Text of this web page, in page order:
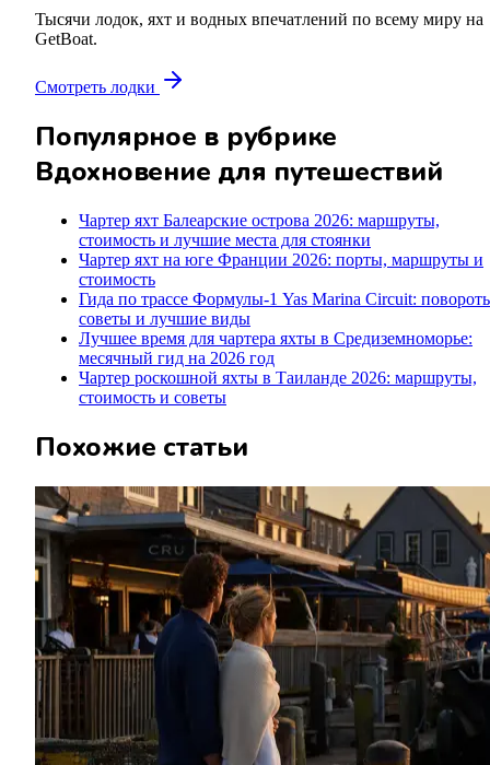
Тысячи лодок, яхт и водных впечатлений по всему миру на
GetBoat.
Смотреть лодки
Популярное в рубрике
Вдохновение для путешествий
Чартер яхт Балеарские острова 2026: маршруты,
стоимость и лучшие места для стоянки
Чартер яхт на юге Франции 2026: порты, маршруты и
стоимость
Гида по трассе Формулы-1 Yas Marina Circuit:
советы и лучшие виды
Лучшее время для чартера яхты в Средиземноморье:
месячный гид на 2026 год
Чартер роскошной яхты в Таиланде 2026: маршруты,
стоимость и советы
Похожие статьи